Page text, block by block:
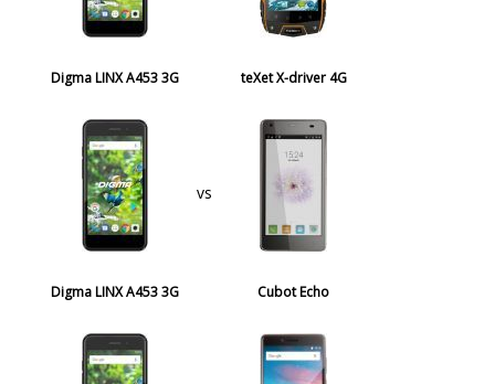
Digma LINX A453 3G teXet X-driver 4G
Digma LINX A453 3G
vs
Cubot Echo